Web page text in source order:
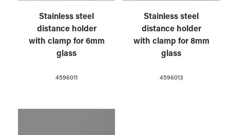
Stainless steel
distance holder
with clamp for 6mm
glass
4596011
Stainless steel
distance holder
with clamp for 8mm
glass
4596013